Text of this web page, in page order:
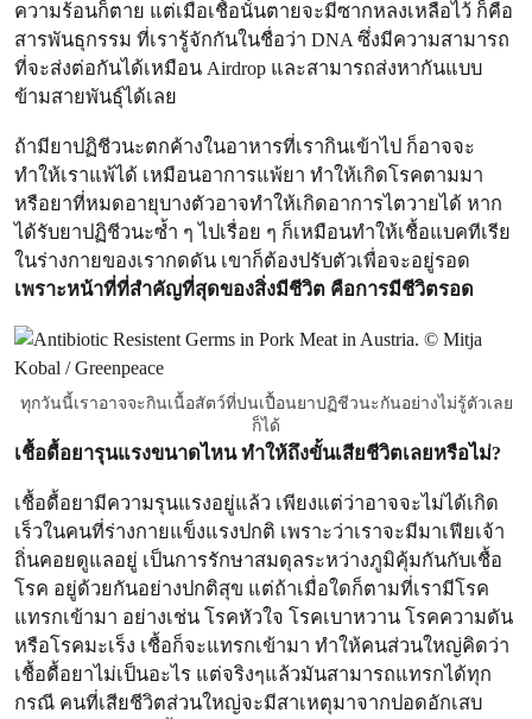
ความร้อนก็ตาย แต่เมื่อเชื้อนั้นตายจะมีซากหลงเหลือไว้ ก็คือ
สารพันธุกรรม ที่เรารู้จักกันในชื่อว่า DNA ซึ่งมีความสามารถ
ที่จะส่งต่อกันได้เหมือน Airdrop และสามารถส่งหากันแบบ
ข้ามสายพันธุ์ได้เลย
ถ้ามียาปฏิชีวนะตกค้างในอาหารที่เรากินเข้าไป ก็อาจจะ
ทำให้เราแพ้ได้ เหมือนอาการแพ้ยา ทำให้เกิดโรคตามมา
หรือยาที่หมดอายุบางตัวอาจทำให้เกิดอาการไตวายได้ หาก
ได้รับยาปฏิชีวนะซ้ำ ๆ ไปเรื่อย ๆ ก็เหมือนทำให้เชื้อแบคทีเรีย
ในร่างกายของเรากดดัน เขาก็ต้องปรับตัวเพื่อจะอยู่รอด
เพราะหน้าที่ที่สำคัญที่สุดของสิ่งมีชีวิต คือการมีชีวิตรอด
ทุกวันนี้เราอาจจะกินเนื้อสัตว์ที่ปนเปื้อนยาปฏิชีวนะกันอย่างไม่รู้ตัวเลย
ก็ได้
เชื้อดื้อยารุนแรงขนาดไหน ทำให้ถึงขั้นเสียชีวิตเลยหรือไม่?
เชื้อดื้อยามีความรุนแรงอยู่แล้ว เพียงแต่ว่าอาจจะไม่ได้เกิด
เร็วในคนที่ร่างกายแข็งแรงปกติ เพราะว่าเราจะมีมาเฟียเจ้า
ถิ่นคอยดูแลอยู่ เป็นการรักษาสมดุลระหว่างภูมิคุ้มกันกับเชื้อ
โรค อยู่ด้วยกันอย่างปกติสุข แต่ถ้าเมื่อใดก็ตามที่เรามีโรค
แทรกเข้ามา อย่างเช่น โรคหัวใจ โรคเบาหวาน โรคความดัน
หรือโรคมะเร็ง เชื้อก็จะแทรกเข้ามา ทำให้คนส่วนใหญ่คิดว่า
เชื้อดื้อยาไม่เป็นอะไร แต่จริงๆแล้วมันสามารถแทรกได้ทุก
กรณี คนที่เสียชีวิตส่วนใหญ่จะมีสาเหตุมาจากปอดอักเสบ